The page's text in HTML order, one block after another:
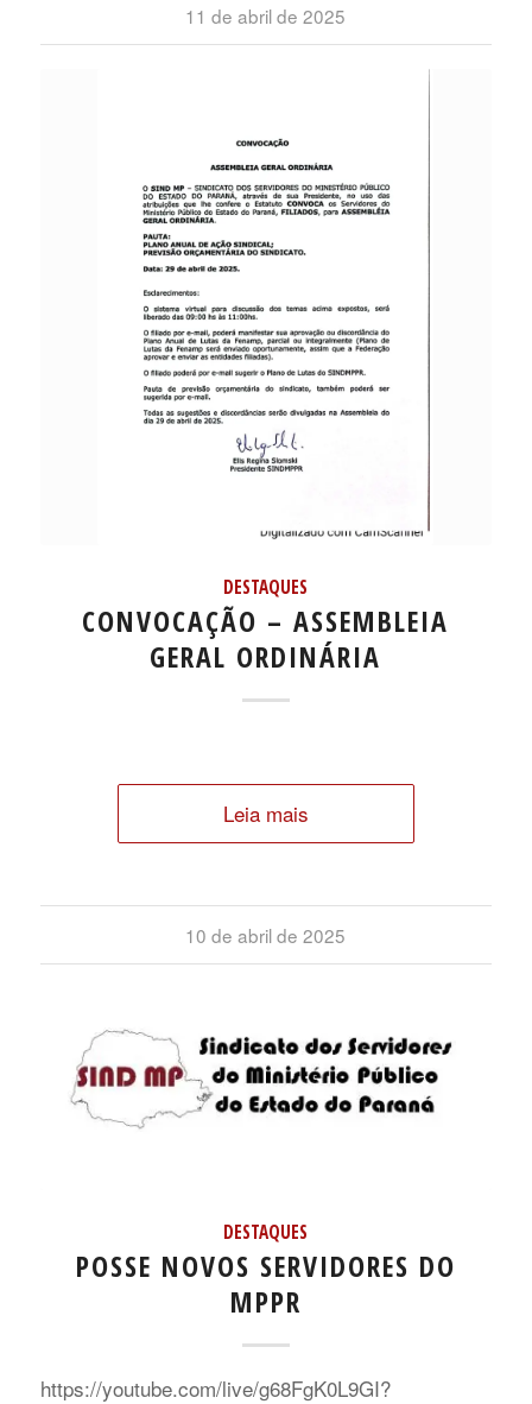
11 de abril de 2025
DESTAQUES
CONVOCAÇÃO – ASSEMBLEIA
GERAL ORDINÁRIA
Leia mais
10 de abril de 2025
DESTAQUES
POSSE NOVOS SERVIDORES DO
MPPR
https://youtube.com/live/g68FgK0L9GI?